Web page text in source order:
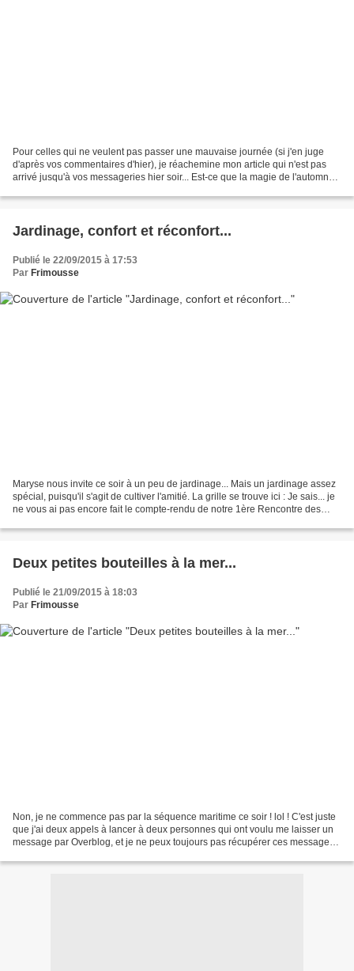
Pour celles qui ne veulent pas passer une mauvaise journée (si j'en juge
d'après vos commentaires d'hier), je réachemine mon article qui n'est pas
arrivé jusqu'à vos messageries hier soir... Est-ce que la magie de l'automne
Jardinage, confort et réconfort...
Publié le 22/09/2015 à 17:53
Par Frimousse
Maryse nous invite ce soir à un peu de jardinage... Mais un jardinage assez
spécial, puisqu'il s'agit de cultiver l'amitié. La grille se trouve ici : Je sais... je
ne vous ai pas encore fait le compte-rendu de notre 1ère Rencontre des
Deux petites bouteilles à la mer...
Publié le 21/09/2015 à 18:03
Par Frimousse
Non, je ne commence pas par la séquence maritime ce soir ! lol ! C'est juste
que j'ai deux appels à lancer à deux personnes qui ont voulu me laisser un
message par Overblog, et je ne peux toujours pas récupérer ces messages